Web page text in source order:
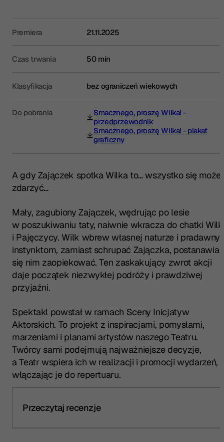
A gdy Zajączek spotka Wilka to… wszystko się może
zdarzyć…
Mały, zagubiony Zajączek, wędrując po lesie
w poszukiwaniu taty, naiwnie wkracza do chatki
i Pajęczycy. Wilk wbrew własnej naturze i
instynktom, zamiast schrupać Zajączka, postanawia
się nim zaopiekować. Ten zaskakujący zwrot akcji
daje początek niezwykłej podróży i prawdziwej
przyjaźni.
Spektakl powstał w ramach Sceny Inicjatyw
Aktorskich. To projekt z inspiracjami, pomysłami,
marzeniami i planami artystów naszego Teatru.
Twórcy sami podejmują najważniejsze decyzje,
a Teatr wspiera ich w realizacji i promocji wydarzeń,
włączając je do repertuaru.
Przeczytaj recenzje
Premiera 21.11.2025
Czas trwania 50 min
Klasyfikacja bez ograniczeń wiekowych
Do pobrania
Smacznego, proszę Wilka! -
przedprzewodnik
(otwiera się w nowej karcie)
Smacznego, proszę Wilka! - plakat
graficzny
(otwiera się w nowej karcie)